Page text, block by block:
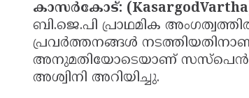
കാസർകോട്:
ബി.ജെ.പി പ്രാഥമിക
പ്രവർത്തനങ്ങൾ നടത്തിയതിനാണ്
അനുമതിയോടെയാണ്
അശ്വിനി അറിയിച്ചു.